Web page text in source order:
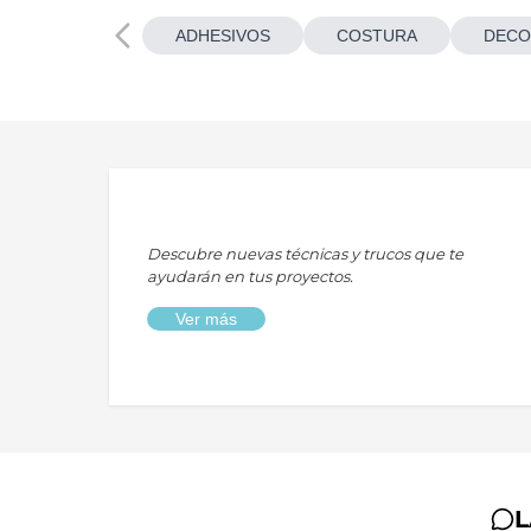
ADHESIVOS COSTURA
Descubre nuevas técnicas y trucos que te
ayudarán en tus proyectos.
Ver más